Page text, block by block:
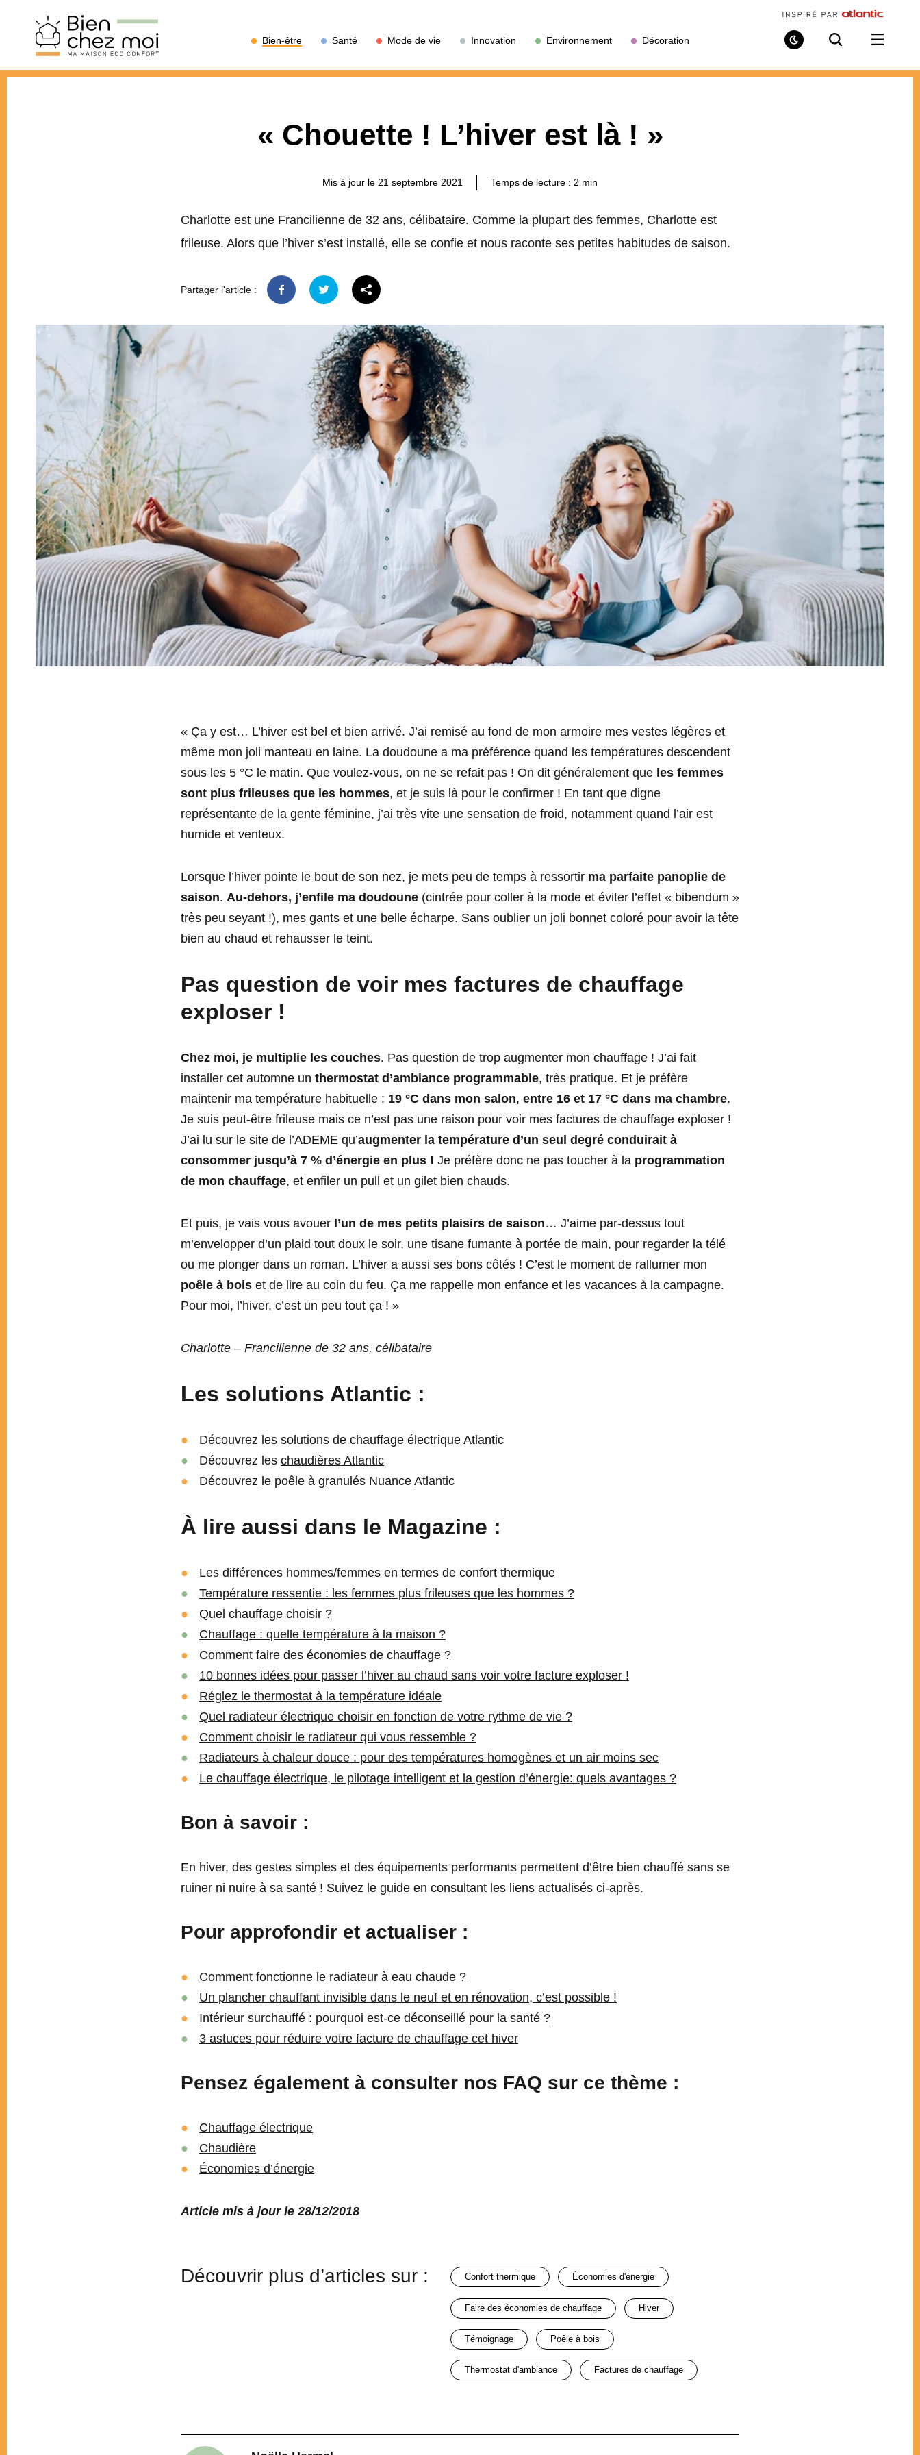
Bien-être Santé Mode de vie Innovation Environnement Décoration
Mode
RechercheOuvrir
le
« Chouette ! L’hiver est là ! »
Mis à jour le 21 septembre 2021 Temps de lecture : 2 min
Charlotte est une Francilienne de 32 ans, célibataire. Comme la plupart des femmes, Charlotte est
frileuse. Alors que l’hiver s’est installé, elle se confie et nous raconte ses petites habitudes de saison.
Partager l'article :
« Ça y est… L’hiver est bel et bien arrivé. J’ai remisé au fond de mon armoire mes vestes légères et
même mon joli manteau en laine. La doudoune a ma préférence quand les températures descendent
sous les 5 °C le matin. Que voulez-vous, on ne se refait pas ! On dit généralement que les femmes
sont plus frileuses que les hommes, et je suis là pour le confirmer ! En tant que digne
représentante de la gente féminine, j’ai très vite une sensation de froid, notamment quand l’air est
humide et venteux.
Lorsque l’hiver pointe le bout de son nez, je mets peu de temps à ressortir ma parfaite panoplie de
saison. Au-dehors, j’enfile ma doudoune (cintrée pour coller à la mode et éviter l’effet « bibendum »
très peu seyant !), mes gants et une belle écharpe. Sans oublier un joli bonnet coloré pour avoir la tête
bien au chaud et rehausser le teint.
Pas question de voir mes factures de chauffage
exploser !
Chez moi, je multiplie les couches. Pas question de trop augmenter mon chauffage ! J’ai fait
installer cet automne un thermostat d’ambiance programmable, très pratique. Et je préfère
maintenir ma température habituelle : 19 °C dans mon salon, entre 16 et 17 °C dans ma chambre.
Je suis peut-être frileuse mais ce n’est pas une raison pour voir mes factures de chauffage exploser !
J’ai lu sur le site de l’ADEME qu’augmenter la température d’un seul degré conduirait à
consommer jusqu’à 7 % d’énergie en plus ! Je préfère donc ne pas toucher à la programmation
de mon chauffage, et enfiler un pull et un gilet bien chauds.
Et puis, je vais vous avouer l’un de mes petits plaisirs de saison… J’aime par-dessus tout
m’envelopper d’un plaid tout doux le soir, une tisane fumante à portée de main, pour regarder la télé
ou me plonger dans un roman. L’hiver a aussi ses bons côtés ! C’est le moment de rallumer mon
poêle à bois et de lire au coin du feu. Ça me rappelle mon enfance et les vacances à la campagne.
Pour moi, l’hiver, c’est un peu tout ça ! »
Charlotte – Francilienne de 32 ans, célibataire
Les solutions Atlantic :
Découvrez les solutions de chauffage électrique Atlantic
Découvrez les chaudières Atlantic
Découvrez le poêle à granulés Nuance Atlantic
À lire aussi dans le Magazine :
Les différences hommes/femmes en termes de confort thermique
Température ressentie : les femmes plus frileuses que les hommes ?
Quel chauffage choisir ?
Chauffage : quelle température à la maison ?
Comment faire des économies de chauffage ?
10 bonnes idées pour passer l’hiver au chaud sans voir votre facture exploser !
Réglez le thermostat à la température idéale
Quel radiateur électrique choisir en fonction de votre rythme de vie ?
Comment choisir le radiateur qui vous ressemble ?
Radiateurs à chaleur douce : pour des températures homogènes et un air moins sec
Le chauffage électrique, le pilotage intelligent et la gestion d’énergie: quels avantages ?
Bon à savoir :
En hiver, des gestes simples et des équipements performants permettent d’être bien chauffé sans se
ruiner ni nuire à sa santé ! Suivez le guide en consultant les liens actualisés ci-après.
Pour approfondir et actualiser :
Comment fonctionne le radiateur à eau chaude ?
Un plancher chauffant invisible dans le neuf et en rénovation, c’est possible !
Intérieur surchauffé : pourquoi est-ce déconseillé pour la santé ?
3 astuces pour réduire votre facture de chauffage cet hiver
Pensez également à consulter nos FAQ sur ce thème :
Chauffage électrique
Chaudière
Économies d’énergie
Article mis à jour le 28/12/2018
Découvrir plus d’articles sur : confort thermique économies d'énergie
faire des économies de chauffage hiver
témoignage poêle à bois
thermostat d'ambiance factures de chauffage